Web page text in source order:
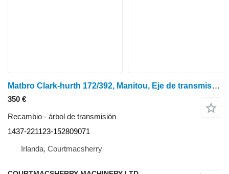
Matbro Clark-hurth 172/392, Manitou, Eje de transmisión de la hélice del eje delantero 1437-221123-152809071 árbol de transmisión
350 €
Recambio - árbol de transmisión
1437-221123-152809071
Irlanda, Courtmacsherry